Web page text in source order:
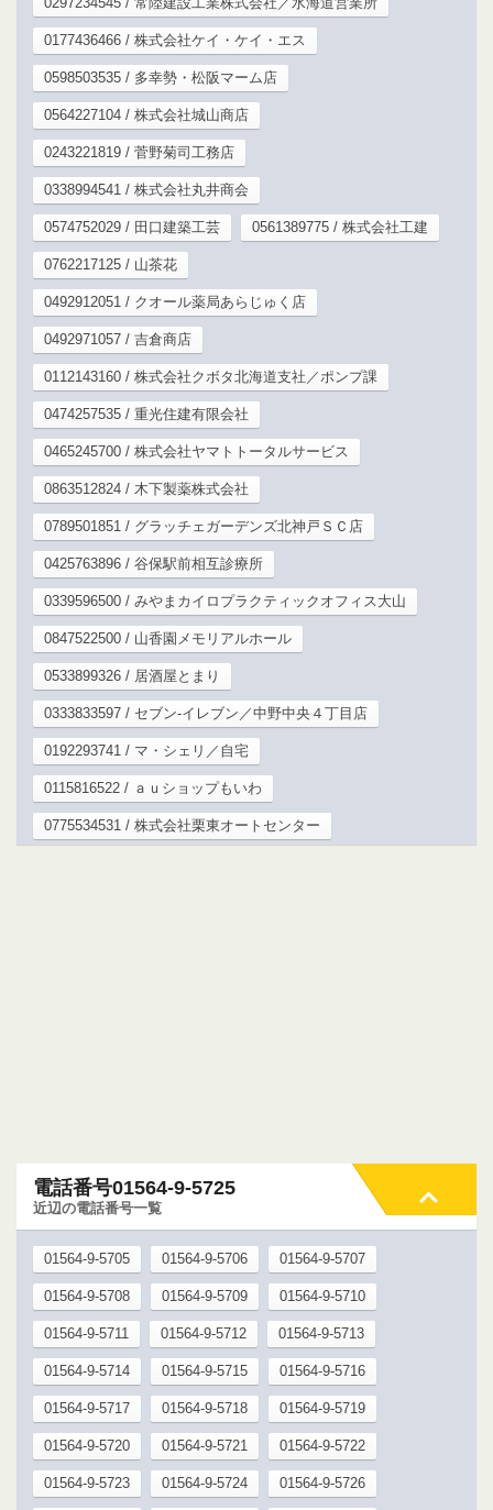
0177436466 / 株式会社ケイ・ケイ・エス
0598503535 / 多幸勢・松阪マーム店
0564227104 / 株式会社城山商店
0243221819 / 菅野菊司工務店
0338994541 / 株式会社丸井商会
0574752029 / 田口建築工芸 0561389775 / 株式会社工建
0762217125 / 山茶花
0492912051 / クオール薬局あらじゅく店
0492971057 / 吉倉商店
0112143160 / 株式会社クボタ北海道支社／ポンプ課
0474257535 / 重光住建有限会社
0465245700 / 株式会社ヤマトトータルサービス
0863512824 / 木下製薬株式会社
0789501851 / グラッチェガーデンズ北神戸ＳＣ店
0425763896 / 谷保駅前相互診療所
0339596500 / みやまカイロプラクティックオフィス大山
0847522500 / 山香園メモリアルホール
0533899326 / 居酒屋とまり
0333833597 / セブン‐イレブン／中野中央４丁目店
0192293741 / マ・シェリ／自宅
0115816522 / ａｕショップもいわ
0775534531 / 株式会社栗東オートセンター
電話番号01564-9-5725
近辺の電話番号一覧
01564-9-5705 01564-9-5706 01564-9-5707
01564-9-5708 01564-9-5709 01564-9-5710
01564-9-5711 01564-9-5712 01564-9-5713
01564-9-5714 01564-9-5715 01564-9-5716
01564-9-5717 01564-9-5718 01564-9-5719
01564-9-5720 01564-9-5721 01564-9-5722
01564-9-5723 01564-9-5724 01564-9-5726